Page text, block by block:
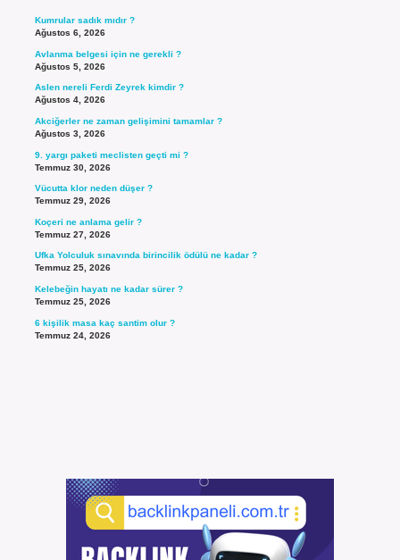
Kumrular sadık mıdır ?
Ağustos 6, 2026
Avlanma belgesi için ne gerekli ?
Ağustos 5, 2026
Aslen nereli Ferdi Zeyrek kimdir ?
Ağustos 4, 2026
Akciğerler ne zaman gelişimini tamamlar ?
Ağustos 3, 2026
9. yargı paketi meclisten geçti mi ?
Temmuz 30, 2026
Vücutta klor neden düşer ?
Temmuz 29, 2026
Koçeri ne anlama gelir ?
Temmuz 27, 2026
Ufka Yolculuk sınavında birincilik ödülü ne kadar ?
Temmuz 25, 2026
Kelebeğin hayatı ne kadar sürer ?
Temmuz 25, 2026
6 kişilik masa kaç santim olur ?
Temmuz 24, 2026